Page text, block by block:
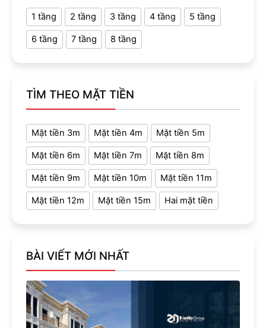
1 tầng 2 tầng 3 tầng 4 tầng 5 tầng
6 tầng 7 tầng 8 tầng
TÌM THEO MẶT TIỀN
Mặt tiền 3m Mặt tiền 4m Mặt tiền 5m
Mặt tiền 6m Mặt tiền 7m Mặt tiền 8m
Mặt tiền 9m Mặt tiền 10m Mặt tiền 11m
Mặt tiền 12m Mặt tiền 15m Hai mặt tiền
BÀI VIẾT MỚI NHẤT